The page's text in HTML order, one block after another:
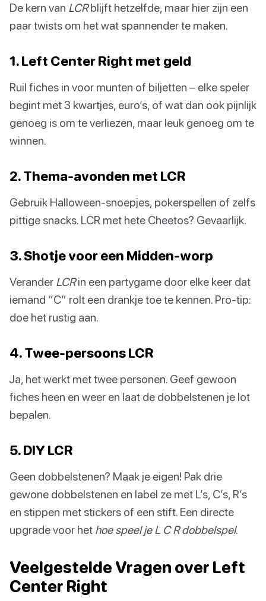
De kern van LCRblijft hetzelfde, maar hier zijn een
paar twists om het wat spannender te maken.
1. Left Center Right met geld
Ruil fiches in voor munten of biljetten – elke speler
begint met 3 kwartjes, euro’s, of wat dan ook pijnlijk
genoeg is om te verliezen, maar leuk genoeg om te
winnen.
2. Thema-avonden met LCR
Gebruik Halloween-snoepjes, pokerspellen of zelfs
pittige snacks. LCR met hete Cheetos? Gevaarlijk.
3. Shotje voor een Midden-worp
Verander LCRin een partygame door elke keer dat
iemand “C” rolt een drankje toe te kennen. Pro-tip:
doe het rustig aan.
4. Twee-persoons LCR
Ja, het werkt met twee personen. Geef gewoon
fiches heen en weer en laat de dobbelstenen je lot
bepalen.
5. DIY LCR
Geen dobbelstenen? Maak je eigen! Pak drie
gewone dobbelstenen en label ze met L’s, C’s, R’s
en stippen met stickers of een stift. Een directe
upgrade voor het hoe speel je L C R dobbelspel.
Veelgestelde Vragen over Left
Center Right